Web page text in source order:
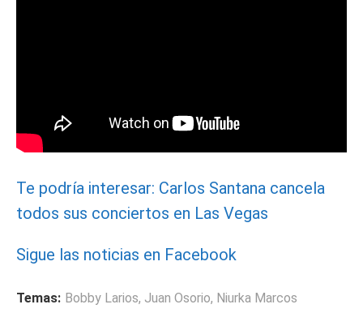
Te podría interesar: Carlos Santana cancela
todos sus conciertos en Las Vegas
Sigue las noticias en Facebook
Temas: Bobby Larios, Juan Osorio, Niurka Marcos